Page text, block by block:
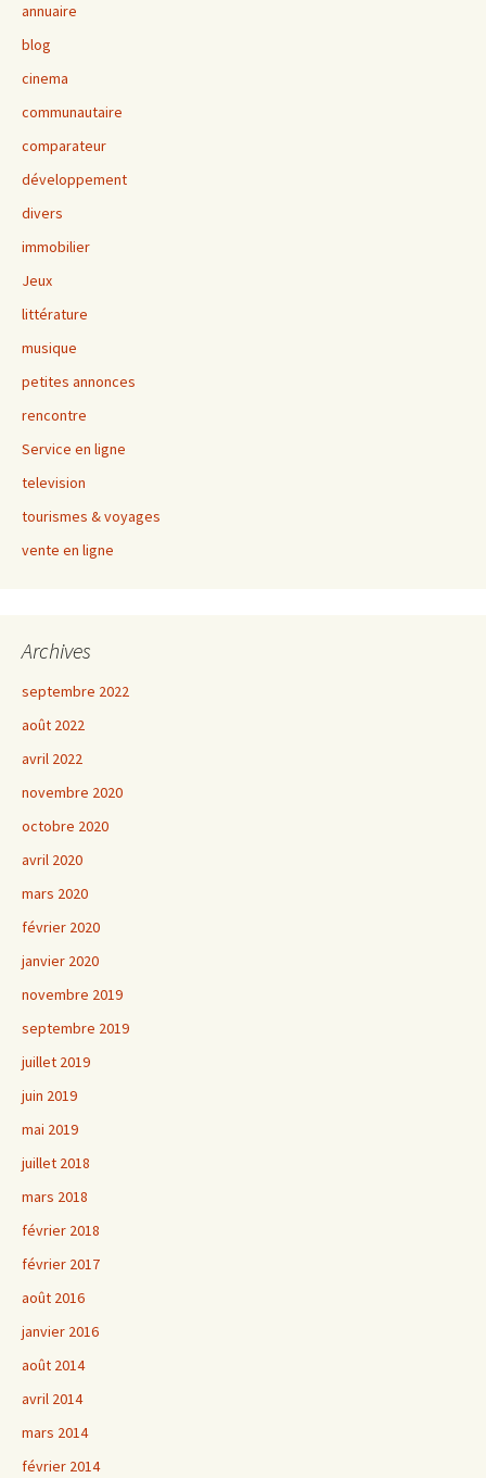
annuaire
blog
cinema
communautaire
comparateur
développement
divers
immobilier
Jeux
littérature
musique
petites annonces
rencontre
Service en ligne
television
tourismes & voyages
vente en ligne
Archives
septembre 2022
août 2022
avril 2022
novembre 2020
octobre 2020
avril 2020
mars 2020
février 2020
janvier 2020
novembre 2019
septembre 2019
juillet 2019
juin 2019
mai 2019
juillet 2018
mars 2018
février 2018
février 2017
août 2016
janvier 2016
août 2014
avril 2014
mars 2014
février 2014